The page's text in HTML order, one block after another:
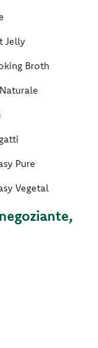
Jelly
Broth
Pure
Vegetal